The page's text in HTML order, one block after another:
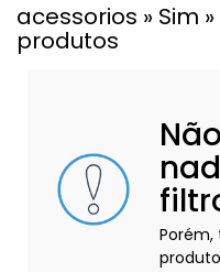
acessorios » Sim
produtos